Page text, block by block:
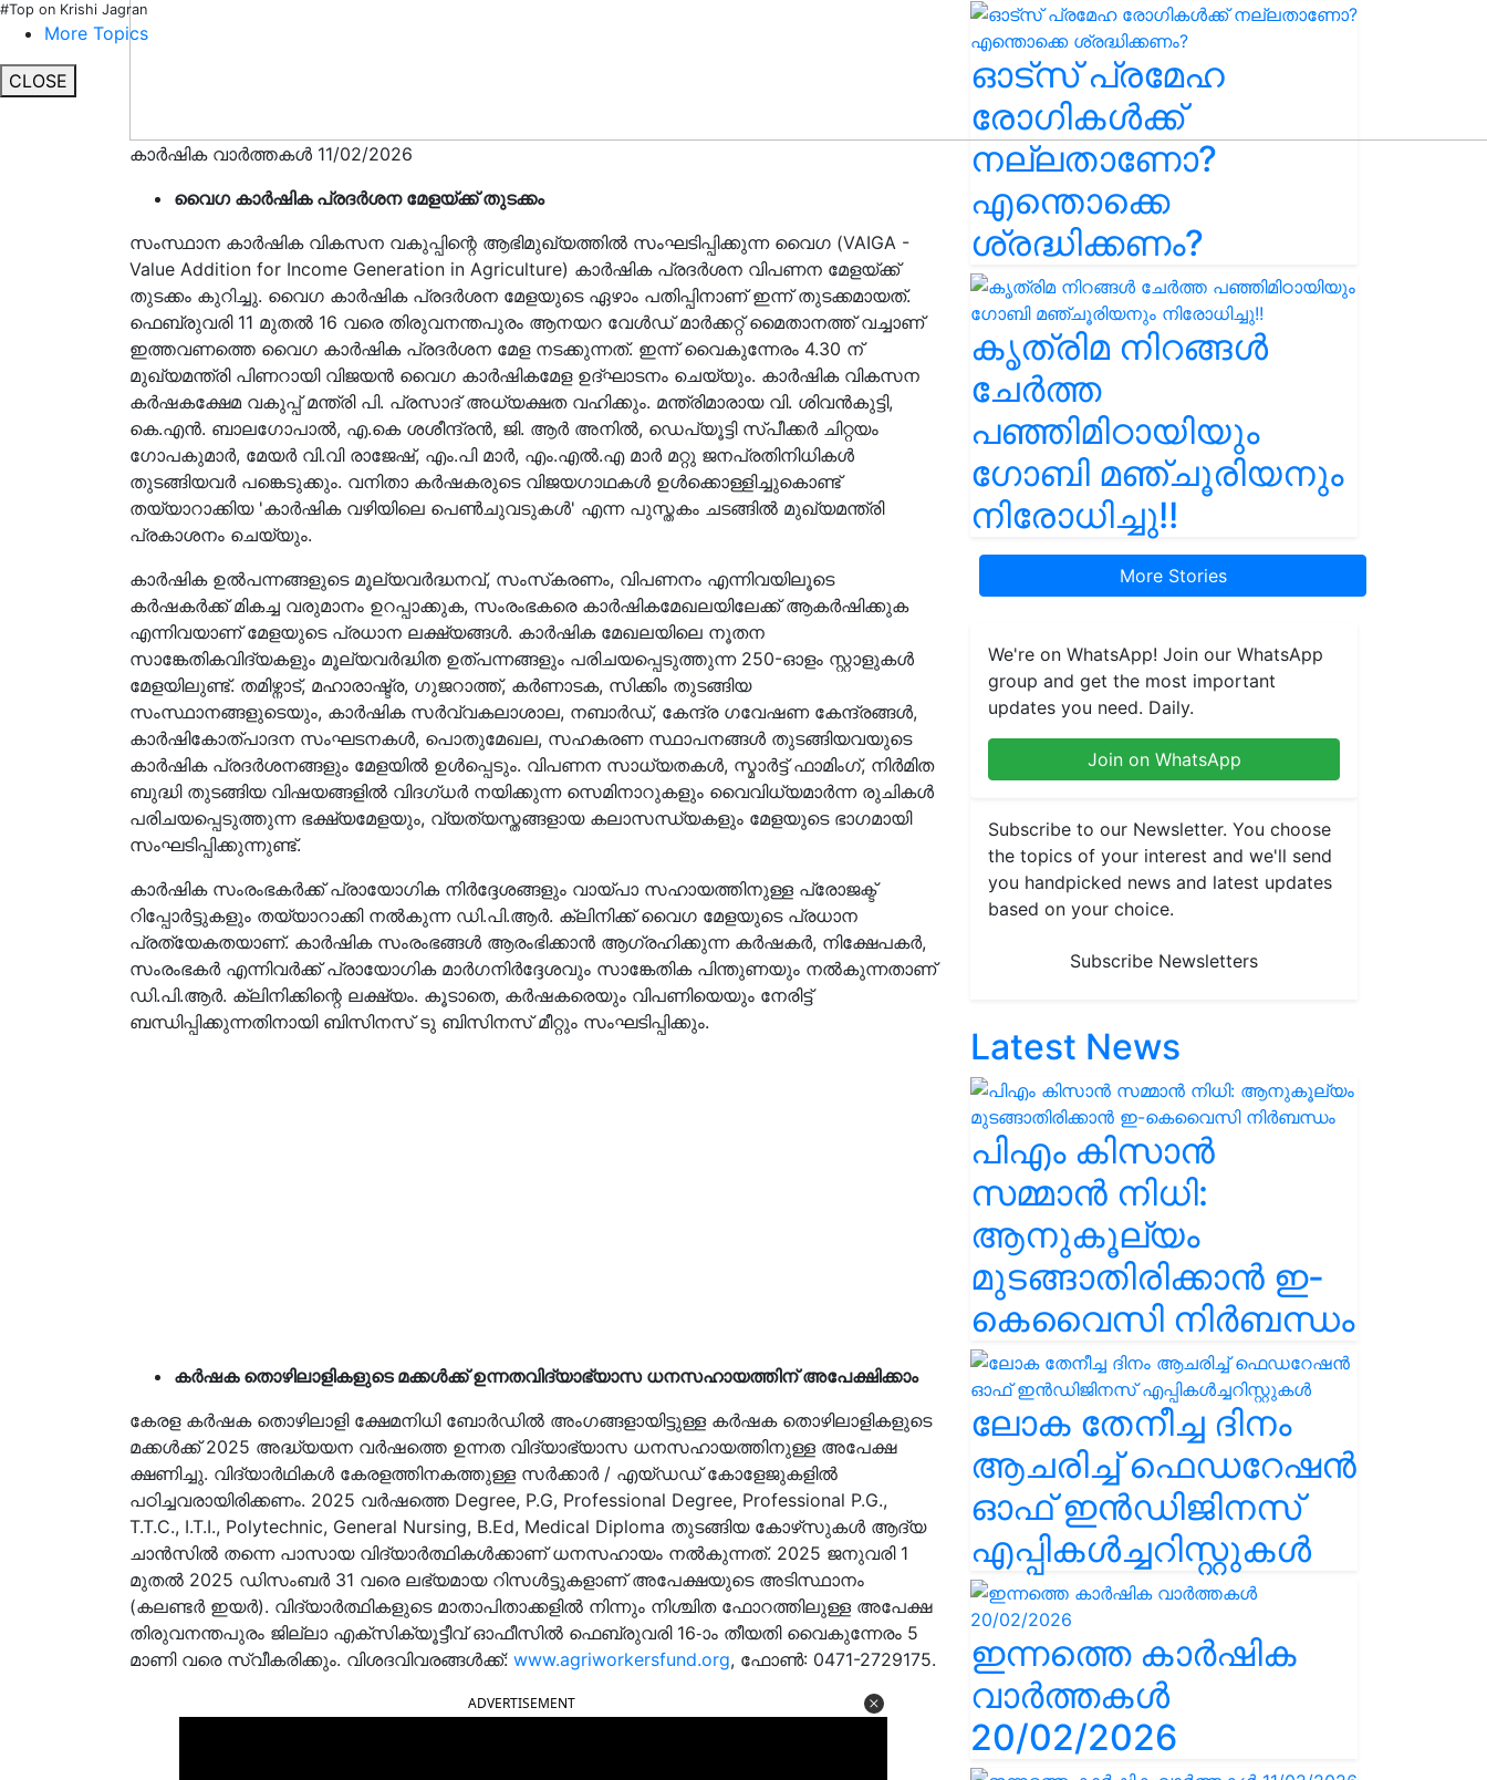
#Top on Krishi Jagran
More Topics
CLOSE
കാർഷിക വാർത്തകൾ 11/02/2026
വൈഗ കാർഷിക പ്രദർശന മേളയ്ക്ക് തുടക്കം
സംസ്ഥാന കാർഷിക വികസന വകുപ്പിന്റെ ആഭിമുഖ്യത്തിൽ സംഘടിപ്പിക്കുന്ന വൈഗ (VAIGA -
Value Addition for Income Generation in Agriculture) കാർഷിക പ്രദർശന വിപണന മേളയ്ക്ക്
തുടക്കം കുറിച്ചു. വൈഗ കാർഷിക പ്രദർശന മേളയുടെ ഏഴാം പതിപ്പിനാണ് ഇന്ന് തുടക്കമായത്.
ഫെബ്രുവരി 11 മുതൽ 16 വരെ തിരുവനന്തപുരം ആനയറ വേൾഡ് മാർക്കറ്റ് മൈതാനത്ത് വച്ചാണ്
ഇത്തവണത്തെ വൈഗ കാർഷിക പ്രദർശന മേള നടക്കുന്നത്. ഇന്ന് വൈകുന്നേരം 4.30 ന്
മുഖ്യമന്ത്രി പിണറായി വിജയൻ വൈഗ കാർഷികമേള ഉദ്ഘാടനം ചെയ്യും. കാർഷിക വികസന
കർഷകക്ഷേമ വകുപ്പ് മന്ത്രി പി. പ്രസാദ് അധ്യക്ഷത വഹിക്കും. മന്ത്രിമാരായ വി. ശിവൻകുട്ടി,
കെ.എൻ. ബാലഗോപാൽ, എ.കെ ശശീന്ദ്രൻ, ജി. ആർ അനിൽ, ഡെപ്യൂട്ടി സ്പീക്കർ ചിറ്റയം
ഗോപകുമാർ, മേയർ വി.വി രാജേഷ്, എം.പി മാർ, എം.എൽ.എ മാർ മറ്റു ജനപ്രതിനിധികൾ
തുടങ്ങിയവർ പങ്കെടുക്കും. വനിതാ കർഷകരുടെ വിജയഗാഥകൾ ഉൾക്കൊള്ളിച്ചുകൊണ്ട്
തയ്യാറാക്കിയ 'കാർഷിക വഴിയിലെ പെൺചുവടുകൾ' എന്ന പുസ്തകം ചടങ്ങിൽ മുഖ്യമന്ത്രി
പ്രകാശനം ചെയ്യും.
കാർഷിക ഉൽപന്നങ്ങളുടെ മൂല്യവർദ്ധനവ്, സംസ്‌കരണം, വിപണനം എന്നിവയിലൂടെ
കർഷകർക്ക് മികച്ച വരുമാനം ഉറപ്പാക്കുക, സംരംഭകരെ കാർഷികമേഖലയിലേക്ക് ആകർഷിക്കുക
എന്നിവയാണ് മേളയുടെ പ്രധാന ലക്ഷ്യങ്ങൾ. കാർഷിക മേഖലയിലെ നൂതന
സാങ്കേതികവിദ്യകളും മൂല്യവർദ്ധിത ഉത്പന്നങ്ങളും പരിചയപ്പെടുത്തുന്ന 250-ഓളം സ്റ്റാളുകൾ
മേളയിലുണ്ട്. തമിഴ്നാട്, മഹാരാഷ്ട്ര, ഗുജറാത്ത്, കർണാടക, സിക്കിം തുടങ്ങിയ
സംസ്ഥാനങ്ങളുടെയും, കാർഷിക സർവ്വകലാശാല, നബാർഡ്, കേന്ദ്ര ഗവേഷണ കേന്ദ്രങ്ങൾ,
കാർഷികോത്പാദന സംഘടനകൾ, പൊതുമേഖല, സഹകരണ സ്ഥാപനങ്ങൾ തുടങ്ങിയവയുടെ
കാർഷിക പ്രദർശനങ്ങളും മേളയിൽ ഉൾപ്പെടും. വിപണന സാധ്യതകൾ, സ്മാർട്ട് ഫാമിംഗ്, നിർമിത
ബുദ്ധി തുടങ്ങിയ വിഷയങ്ങളിൽ വിദഗ്ധർ നയിക്കുന്ന സെമിനാറുകളും വൈവിധ്യമാർന്ന രുചികൾ
പരിചയപ്പെടുത്തുന്ന ഭക്ഷ്യമേളയും, വ്യത്യസ്തങ്ങളായ കലാസന്ധ്യകളും മേളയുടെ ഭാഗമായി
സംഘടിപ്പിക്കുന്നുണ്ട്.
കാർഷിക സംരംഭകർക്ക് പ്രായോഗിക നിർദ്ദേശങ്ങളും വായ്പാ സഹായത്തിനുള്ള പ്രോജക്ട്
റിപ്പോർട്ടുകളും തയ്യാറാക്കി നൽകുന്ന ഡി.പി.ആർ. ക്ലിനിക്ക് വൈഗ മേളയുടെ പ്രധാന
പ്രത്യേകതയാണ്. കാർഷിക സംരംഭങ്ങൾ ആരംഭിക്കാൻ ആഗ്രഹിക്കുന്ന കർഷകർ, നിക്ഷേപകർ,
സംരംഭകർ എന്നിവർക്ക് പ്രായോഗിക മാർഗനിർദ്ദേശവും സാങ്കേതിക പിന്തുണയും നൽകുന്നതാണ്
ഡി.പി.ആർ. ക്ലിനിക്കിന്റെ ലക്ഷ്യം. കൂടാതെ, കർഷകരെയും വിപണിയെയും നേരിട്ട്
ബന്ധിപ്പിക്കുന്നതിനായി ബിസിനസ് ടു ബിസിനസ് മീറ്റും സംഘടിപ്പിക്കും.
കർഷക തൊഴിലാളികളുടെ മക്കൾക്ക് ഉന്നതവിദ്യാഭ്യാസ ധനസഹായത്തിന് അപേക്ഷിക്കാം
കേരള കർഷക തൊഴിലാളി ക്ഷേമനിധി ബോർഡിൽ അംഗങ്ങളായിട്ടുള്ള കർഷക തൊഴിലാളികളുടെ
മക്കൾക്ക് 2025 അദ്ധ്യയന വർഷത്തെ ഉന്നത വിദ്യാഭ്യാസ ധനസഹായത്തിനുള്ള അപേക്ഷ
ക്ഷണിച്ചു. വിദ്യാർഥികൾ കേരളത്തിനകത്തുള്ള സർക്കാർ / എയ്ഡഡ് കോളേജുകളിൽ
പഠിച്ചവരായിരിക്കണം. 2025 വർഷത്തെ Degree, P.G, Professional Degree, Professional P.G.,
T.T.C., I.T.I., Polytechnic, General Nursing, B.Ed, Medical Diploma തുടങ്ങിയ കോഴ്‌സുകൾ ആദ്യ
ചാൻസിൽ തന്നെ പാസായ വിദ്യാർത്ഥികൾക്കാണ് ധനസഹായം നൽകുന്നത്. 2025 ജനുവരി 1
മുതൽ 2025 ഡിസംബർ 31 വരെ ലഭ്യമായ റിസൾട്ടുകളാണ് അപേക്ഷയുടെ അടിസ്ഥാനം
(കലണ്ടർ ഇയർ). വിദ്യാർത്ഥികളുടെ മാതാപിതാക്കളിൽ നിന്നും നിശ്ചിത ഫോറത്തിലുള്ള അപേക്ഷ
തിരുവനന്തപുരം ജില്ലാ എക്‌സിക്യൂട്ടീവ് ഓഫീസിൽ ഫെബ്രുവരി 16-ാം തീയതി വൈകുന്നേരം 5
മാണി വരെ സ്വീകരിക്കും. വിശദവിവരങ്ങൾക്ക്: www.agriworkersfund.org, ഫോൺ: 0471-2729175.
ADVERTISEMENT
ഓട്സ് പ്രമേഹ
രോഗികൾക്ക്
നല്ലതാണോ?
എന്തൊക്കെ
ശ്രദ്ധിക്കണം?
കൃത്രിമ നിറങ്ങൾ
ചേർത്ത
പഞ്ഞിമിഠായിയും
ഗോബി മഞ്ചൂരിയനും
നിരോധിച്ചു!!
More Stories
We're on WhatsApp! Join our WhatsApp
group and get the most important
updates you need. Daily.
Join on WhatsApp
Subscribe to our Newsletter. You choose
the topics of your interest and we'll send
you handpicked news and latest updates
based on your choice.
Subscribe Newsletters
Latest News
പിഎം കിസാൻ
സമ്മാൻ നിധി:
ആനുകൂല്യം
മുടങ്ങാതിരിക്കാൻ ഇ-
കെവൈസി നിർബന്ധം
ലോക തേനീച്ച ദിനം
ആചരിച്ച് ഫെഡറേഷൻ
ഓഫ് ഇൻഡിജിനസ്
എപ്പികൾച്ചറിസ്റ്റുകൾ
ഇന്നത്തെ കാർഷിക
വാർത്തകൾ
20/02/2026